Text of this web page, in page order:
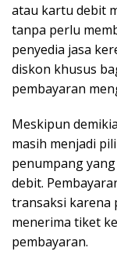
atau kartu debit
tanpa perlu
penyedia jasa
diskon khusus
pembayaran
Meskipun
masih menjadi
penumpang
debit.
transaksi karena
menerima tiket
pembayaran.